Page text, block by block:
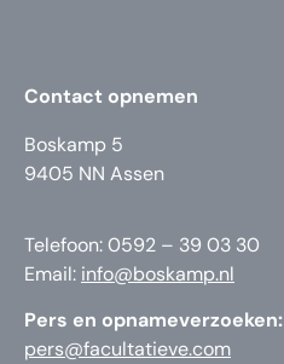
Contact opnemen
Boskamp 5
9405 NN Assen
Telefoon: 0592 – 39 03 30
Email: info@boskamp.nl
Pers en opnameverzoeken:
pers@facultatieve.com